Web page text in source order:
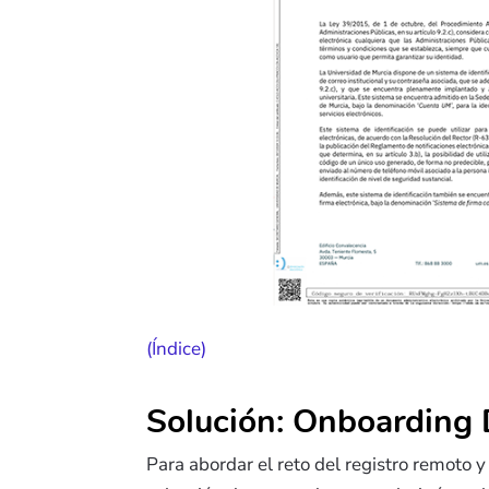
(Índice)
Solución: Onboarding
Para abordar el reto del registro remoto